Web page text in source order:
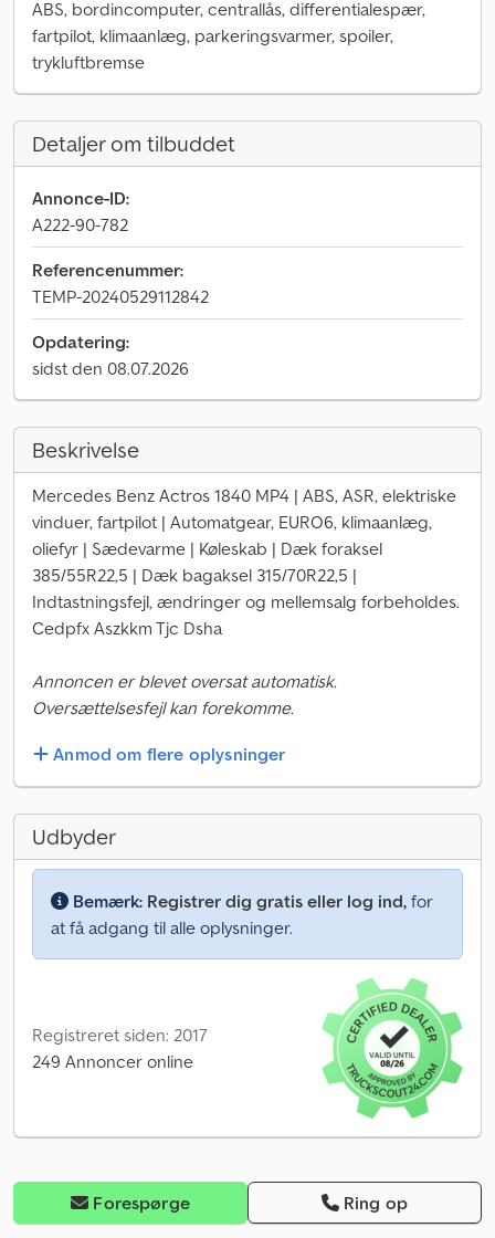
ABS, bordincomputer, centrallås, differentialespær,
fartpilot, klimaanlæg, parkeringsvarmer, spoiler,
trykluftbremse
Detaljer om tilbuddet
Annonce-ID:
A222-90-782
Referencenummer:
TEMP-20240529112842
Opdatering:
sidst den 08.07.2026
Beskrivelse
Mercedes Benz Actros 1840 MP4 | ABS, ASR, elektriske
vinduer, fartpilot | Automatgear, EURO6, klimaanlæg,
oliefyr | Sædevarme | Køleskab | Dæk foraksel
385/55R22,5 | Dæk bagaksel 315/70R22,5 |
Indtastningsfejl, ændringer og mellemsalg forbeholdes.
Cedpfx Aszkkm Tjc Dsha
Annoncen er blevet oversat automatisk.
Oversættelsesfejl kan forekomme.
Anmod om flere oplysninger
Udbyder
Bemærk: Registrer dig gratis eller log ind, for
at få adgang til alle oplysninger.
Registreret siden: 2017
249 Annoncer online
Forespørge Ring op